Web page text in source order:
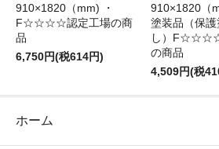
910×1820（mm) ・
F☆☆☆☆認定工場の商
品
6,750円(税614円)
910×1820（
塗装品（保
し）F☆☆☆☆
の商品
4,509円(税
ホーム